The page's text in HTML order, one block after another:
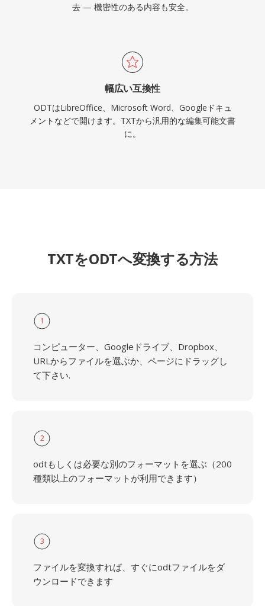
去 — 機密性のある内容も安全。
幅広い互換性
ODTはLibreOffice、Microsoft Word、Googleドキュ
メントなどで開けます。TXTから汎用的な編集可能文書
に。
TXTをODTへ変換する方法
1
コンピューター、Googleドライブ、Dropbox、
URLからファイルを選ぶか、ページにドラッグし
て下さい.
2
odtもしくは必要な別のフォーマットを選ぶ（200
種類以上のフォーマットが利用できます）
3
ファイルを変換すれば、すぐにodtファイルをダ
ウンロードできます